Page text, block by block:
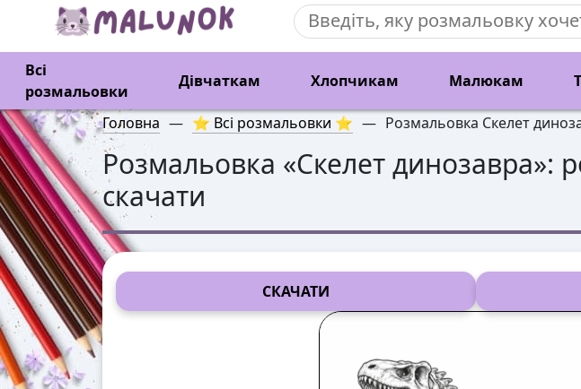
Всі
розмальовки
Дівчаткам Хлопчикам Малюкам
Головна — ⭐ Всі розмальовки ⭐ — Розмальовка Скелет
Розмальовка «Скелет динозавра»:
скачати
СКАЧАТИ